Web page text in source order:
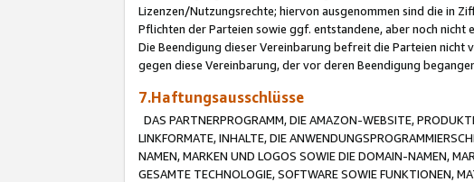
Lizenzen/Nutzungsrechte; hiervon ausgenommen sind die in
Pflichten der Parteien sowie ggf. entstandene, aber noch
Die Beendigung dieser Vereinbarung befreit die Parteien
gegen diese Vereinbarung, der vor deren Beendigung
7.Haftungsausschlüsse
DAS PARTNERPROGRAMM, DIE AMAZON-WEBSITE,
LINKFORMATE, INHALTE, DIE
NAMEN, MARKEN UND LOGOS SOWIE DIE DOMAIN-NAMEN,
GESAMTE TECHNOLOGIE, SOFTWARE SOWIE FUNKTIONEN,